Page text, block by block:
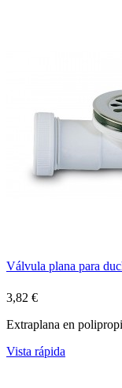
Válvula plana para
3,82 €
Extraplana en
Vista rápida